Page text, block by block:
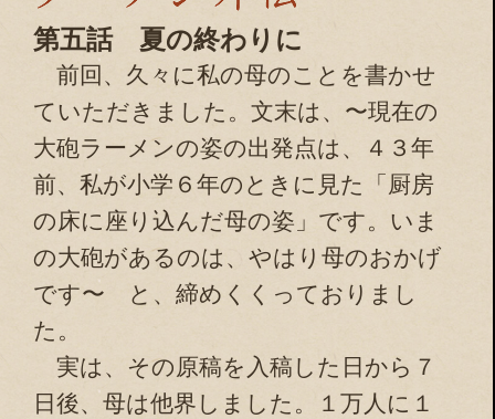
第五話 夏の終わりに
前回、久々に私の母のことを書かせ
ていただきました。文末は、〜現在の
大砲ラーメンの姿の出発点は、４３年
前、私が小学６年のときに見た「厨房
の床に座り込んだ母の姿」です。いま
の大砲があるのは、やはり母のおかげ
です〜 と、締めくくっておりまし
た。
実は、その原稿を入稿した日から７
日後、母は他界しました。１万人に１